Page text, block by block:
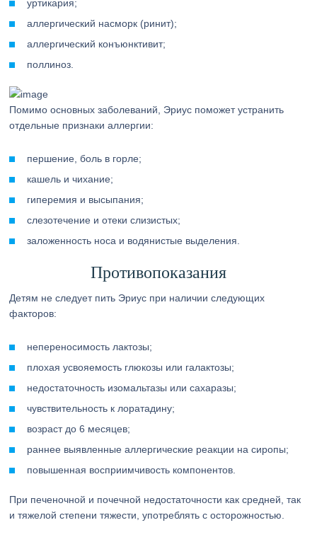
уртикария;
аллергический насморк (ринит);
аллергический конъюнктивит;
поллиноз.
Помимо основных заболеваний, Эриус поможет устранить
отдельные признаки аллергии:
першение, боль в горле;
кашель и чихание;
гиперемия и высыпания;
слезотечение и отеки слизистых;
заложенность носа и водянистые выделения.
Противопоказания
Детям не следует пить Эриус при наличии следующих
факторов:
непереносимость лактозы;
плохая усвояемость глюкозы или галактозы;
недостаточность изомальтазы или сахаразы;
чувствительность к лоратадину;
возраст до 6 месяцев;
раннее выявленные аллергические реакции на сиропы;
повышенная восприимчивость компонентов.
При печеночной и почечной недостаточности как средней, так
и тяжелой степени тяжести, употреблять с осторожностью.